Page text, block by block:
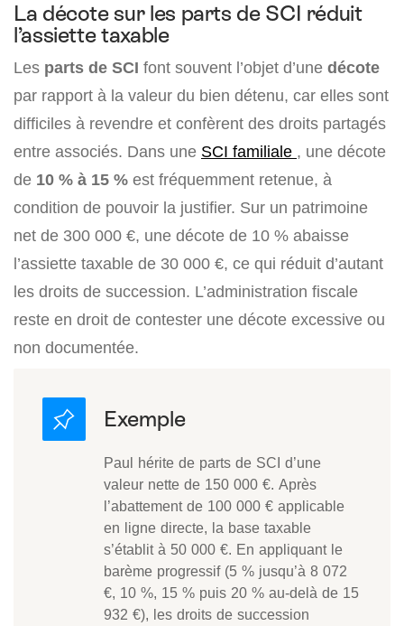
La décote sur les parts de SCI réduit
l’assiette taxable
Les parts de SCI font souvent l’objet d’une décote
par rapport à la valeur du bien détenu, car elles sont
difficiles à revendre et confèrent des droits partagés
entre associés. Dans une SCI familiale , une décote
de 10 % à 15 % est fréquemment retenue, à
condition de pouvoir la justifier. Sur un patrimoine
net de 300 000 €, une décote de 10 % abaisse
l’assiette taxable de 30 000 €, ce qui réduit d’autant
les droits de succession. L’administration fiscale
reste en droit de contester une décote excessive ou
non documentée.
Paul hérite de parts de SCI d’une
valeur nette de 150 000 €. Après
l’abattement de 100 000 € applicable
en ligne directe, la base taxable
s’établit à 50 000 €. En appliquant le
barème progressif (5 % jusqu’à 8 072
€, 10 %, 15 % puis 20 % au-delà de 15
932 €), les droits de succession